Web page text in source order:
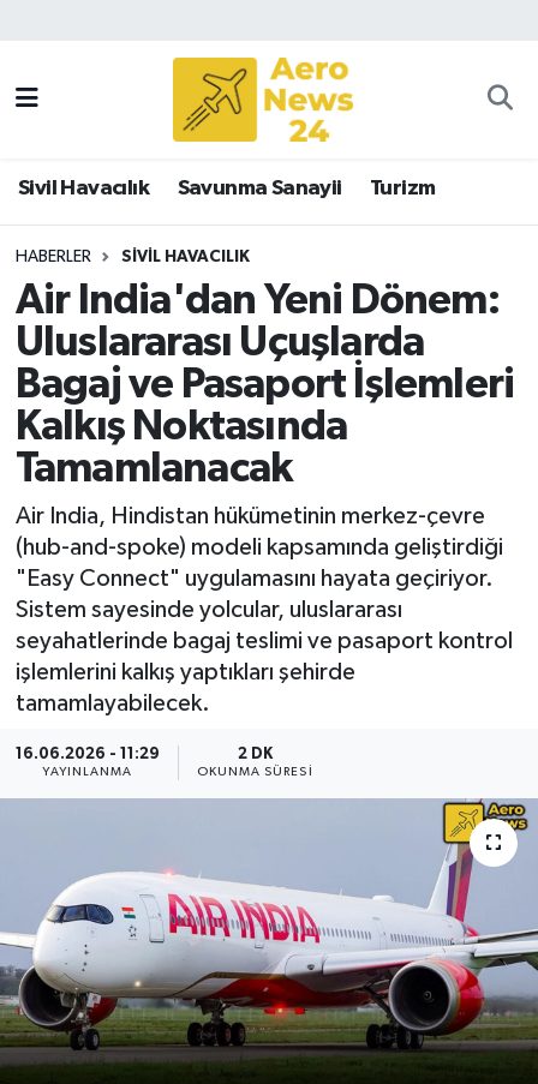
Sivil Havacılık Savunma Sanayii Turizm
HABERLER SIVIL HAVACILIK
Air India'dan Yeni Dönem:
Uluslararası Uçuşlarda
Bagaj ve Pasaport İşlemleri
Kalkış Noktasında
Tamamlanacak
Air India, Hindistan hükümetinin merkez-çevre
(hub-and-spoke) modeli kapsamında geliştirdiği
"Easy Connect" uygulamasını hayata geçiriyor.
Sistem sayesinde yolcular, uluslararası
seyahatlerinde bagaj teslimi ve pasaport kontrol
işlemlerini kalkış yaptıkları şehirde
tamamlayabilecek.
16.06.2026 - 11:29
YAYINLANMA
2 DK
OKUNMA SÜRESI